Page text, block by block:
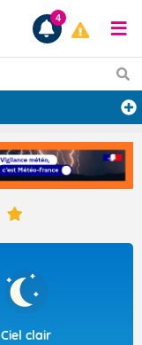
4
Ciel clair